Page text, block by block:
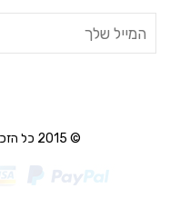
© 2015 כל הזכויות שמורות ל - sweety.co.il